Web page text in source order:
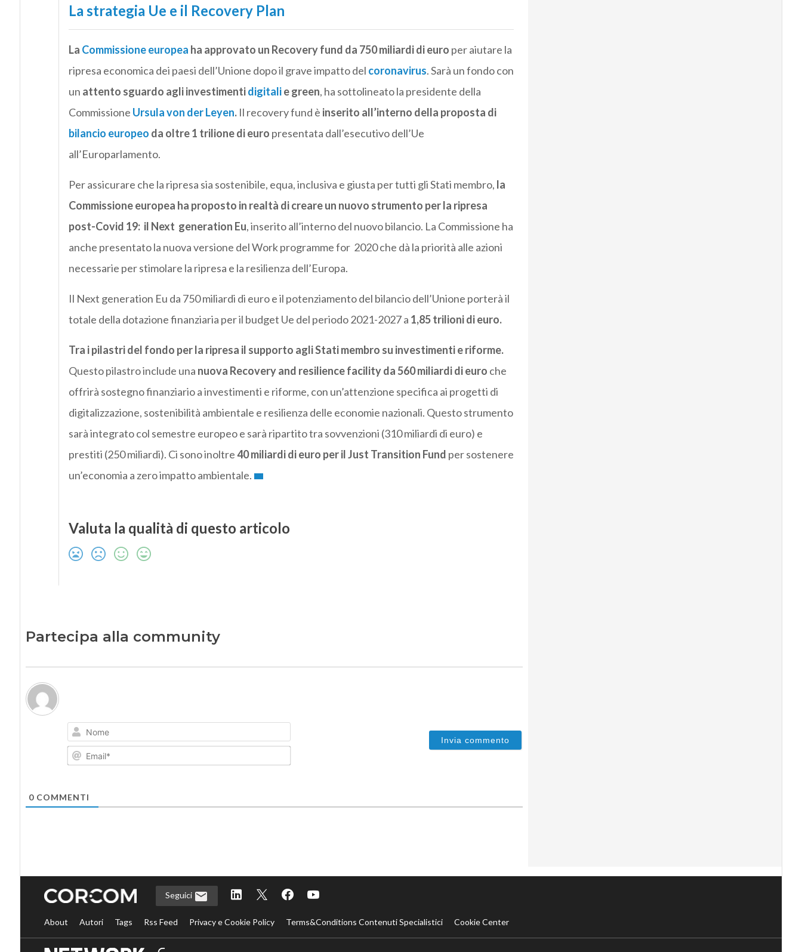
La strategia Ue e il Recovery Plan
La Commissione europea ha approvato un Recovery fund da 750 miliardi di euro per aiutare la
ripresa economica dei paesi dell’Unione dopo il grave impatto del coronavirus. Sarà un fondo con
un attento sguardo agli investimentidigitalie green, ha sottolineato la presidente della
Commissione Ursula von der Leyen.Il recovery fund è inserito all’interno della proposta di
bilancio europeo da oltre 1 trilione di euro presentata dall’esecutivo dell’Ue
all’Europarlamento.
Per assicurare che la ripresa sia sostenibile, equa, inclusiva e giusta per tutti gli Stati membro, la
Commissione europea ha proposto in realtà di creare un nuovo strumento per la ripresa
post-Covid 19: il Next generation Eu, inserito all’interno del nuovo bilancio. La Commissione ha
anche presentato la nuova versione del Work programme for 2020 che dà la priorità alle azioni
necessarie per stimolare la ripresa e la resilienza dell’Europa.
Il Next generation Eu da 750 miliardi di euro e il potenziamento del bilancio dell’Unione porterà il
totale della dotazione finanziaria per il budget Ue del periodo 2021-2027 a 1,85 trilioni di euro.
Tra i pilastri del fondo per la ripresa il supporto agli Stati membro su investimenti e riforme.
Questo pilastro include una nuova Recovery and resilience facility da 560 miliardi di euro che
offrirà sostegno finanziario a investimenti e riforme, con un’attenzione specifica ai progetti di
digitalizzazione, sostenibilità ambientale e resilienza delle economie nazionali. Questo strumento
sarà integrato col semestre europeo e sarà ripartito tra sovvenzioni (310 miliardi di euro) e
prestiti (250 miliardi). Ci sono inoltre40 miliardi di euro per il Just Transition Fund per sostenere
un’economia a zero impatto ambientale.
Valuta la qualità di questo articolo
Partecipa alla community
Nome
Email*
0COMMENTI
Seguici
About Autori Tags Rss Feed Privacy e Cookie Policy Terms&Conditions Contenuti Specialistici Cookie Center